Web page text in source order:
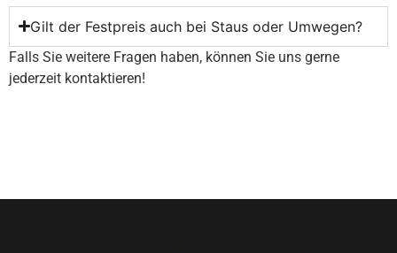
Gilt der Festpreis auch bei Staus oder Umwegen?
Falls Sie weitere Fragen haben, können Sie uns gerne
jederzeit kontaktieren!